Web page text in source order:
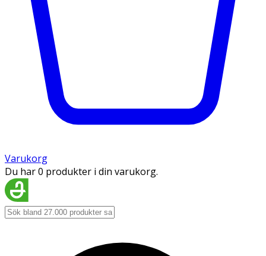
Varukorg
Du har 0 produkter i din varukorg.